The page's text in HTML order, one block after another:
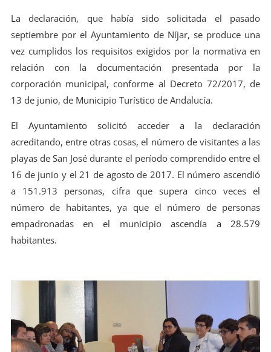
La declaración, que había sido solicitada el pasado
septiembre por el Ayuntamiento de Níjar, se produce una
vez cumplidos los requisitos exigidos por la normativa en
relación con la documentación presentada por la
corporación municipal, conforme al Decreto 72/2017, de
13 de junio, de Municipio Turístico de Andalucía.
El Ayuntamiento solicitó acceder a la declaración
acreditando, entre otras cosas, el número de visitantes a las
playas de San José durante el período comprendido entre el
16 de junio y el 21 de agosto de 2017. El número ascendió
a 151.913 personas, cifra que supera cinco veces el
número de habitantes, ya que el número de personas
empadronadas en el municipio ascendía a 28.579
habitantes.